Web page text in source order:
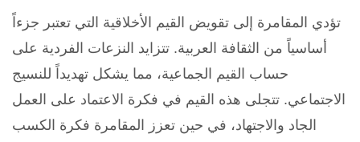
تؤدي المقامرة إلى تقويض القيم الأخلاقية التي تعتبر جزءاً
أساسياً من الثقافة العربية. تتزايد النزعات الفردية على
حساب القيم الجماعية، مما يشكل تهديداً للنسيج
الاجتماعي. تتجلى هذه القيم في فكرة الاعتماد على العمل
الجاد والاجتهاد، في حين تعزز المقامرة فكرة الكسب